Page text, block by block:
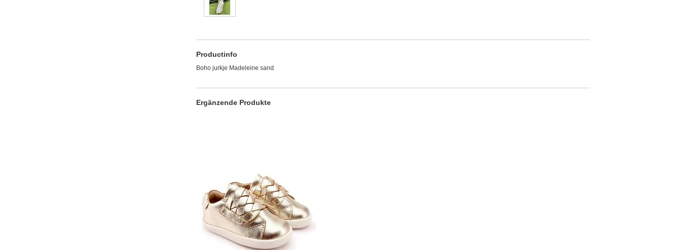
Productinfo
Boho jurkje Madeleine sand
Ergänzende Produkte